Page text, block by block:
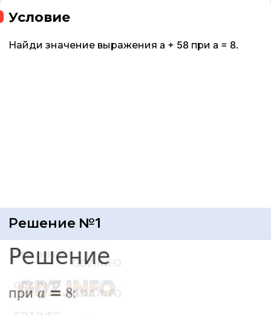
Условие
Найди значение выражения a + 58 при a = 8.
Решение №1